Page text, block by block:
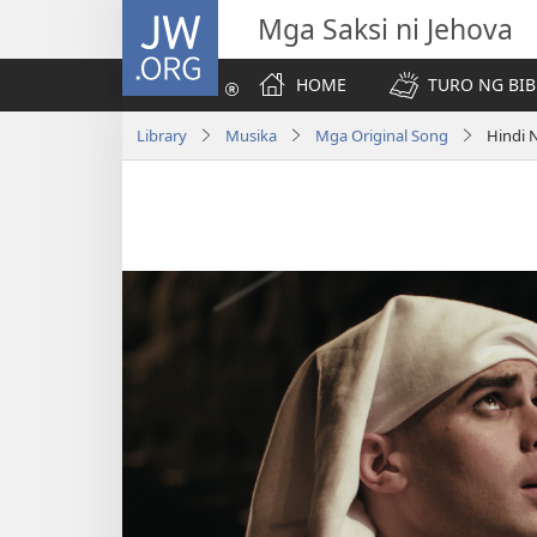
JW.ORG Mga Saksi ni Jehova
HOME
TURO NG
Library Musika Mga Original Song Hindi